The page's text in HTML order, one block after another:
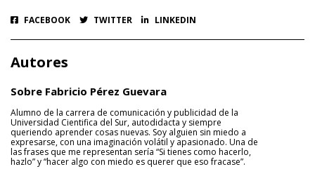
FACEBOOK TWITTER LINKEDIN
Autores
Sobre Fabricio Pérez Guevara
Alumno de la carrera de comunicación y publicidad de la
Universidad Cientifica del Sur, autodidacta y siempre
queriendo aprender cosas nuevas. Soy alguien sin miedo a
expresarse, con una imaginación volátil y apasionado. Una de
las frases que me representan sería “Si tienes como hacerlo,
hazlo” y “hacer algo con miedo es querer que eso fracase”.